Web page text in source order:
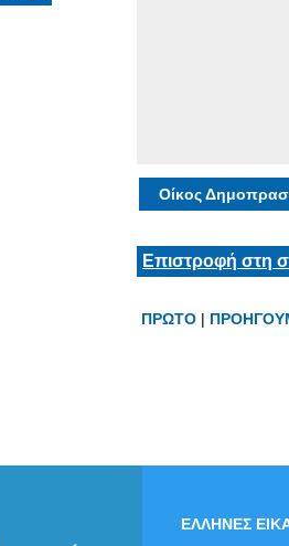
Οίκος
Επιστροφή στη
ΠΡΩΤΟ |
ΕΛΛΗΝΕΣ